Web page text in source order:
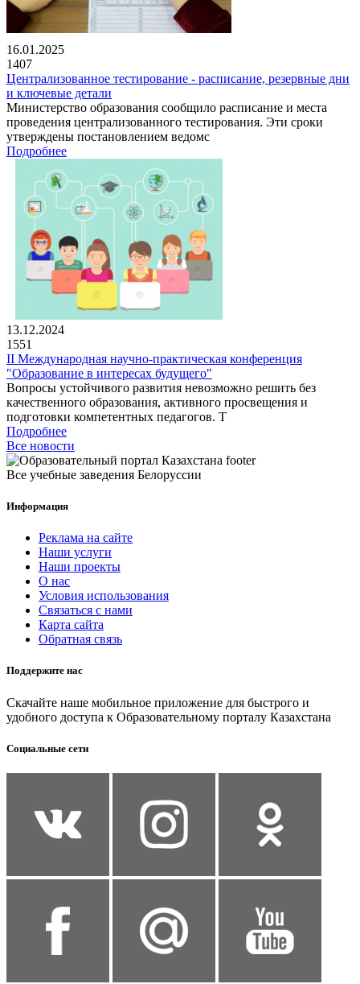
16.01.2025
1407
Централизованное тестирование - расписание, резервные дни
и ключевые детали
Министерство образования сообщило расписание и места
проведения централизованного тестирования. Эти сроки
утверждены постановлением ведомс
Подробнее
13.12.2024
1551
II Международная научно-практическая конференция
"Образование в интересах будущего"
Вопросы устойчивого развития невозможно решить без
качественного образования, активного просвещения и
подготовки компетентных педагогов. Т
Подробнее
Все новости
Все учебные заведения Белоруссии
Информация
Реклама на сайте
Наши услуги
Наши проекты
О нас
Условия использования
Связаться с нами
Карта сайта
Обратная связь
Поддержите нас
Скачайте наше мобильное приложение для быстрого и
удобного доступа к Образовательному порталу Казахстана
Социальные сети